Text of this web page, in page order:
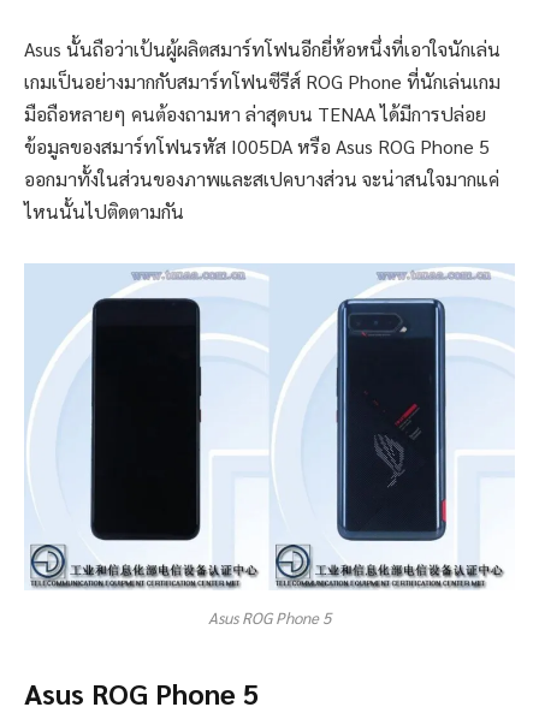
Asus นั้นถือว่าเป้นผู้ผลิตสมาร์ทโฟนอีกยี่ห้อหนึ่งที่เอาใจนักเล่น
เกมเป็นอย่างมากกับสมาร์ทโฟนซีรีส์ ROG Phone ที่นักเล่นเกม
มือถือหลายๆ คนต้องถามหา ล่าสุดบน TENAA ได้มีการปล่อย
ข้อมูลของสมาร์ทโฟนรหัส I005DA หรือ Asus ROG Phone 5
ออกมาทั้งในส่วนของภาพและสเปคบางส่วน จะน่าสนใจมากแค่
ไหนนั้นไปติดตามกัน
Asus ROG Phone 5
Asus ROG Phone 5